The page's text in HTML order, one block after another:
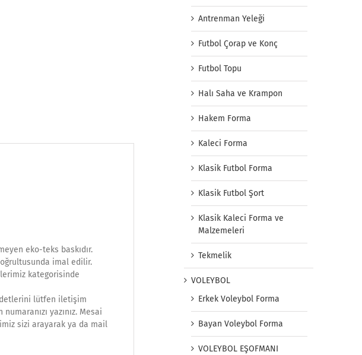
eko-teks baskıdır.
imal edilir.
kategorisinde
lütfen iletişim
yazınız. Mesai
sizi arayarak ya da mail
Antrenman Yeleği
Futbol Çorap ve Konç
Futbol Topu
Halı Saha ve Krampon
Hakem Forma
Kaleci Forma
Klasik Futbol Forma
Klasik Futbol Şort
Klasik Kaleci Forma ve
Malzemeleri
Tekmelik
VOLEYBOL
Erkek Voleybol Forma
Bayan Voleybol Forma
VOLEYBOL EŞOFMANI